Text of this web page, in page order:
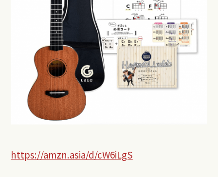
https://amzn.asia/d/cW6iLgS